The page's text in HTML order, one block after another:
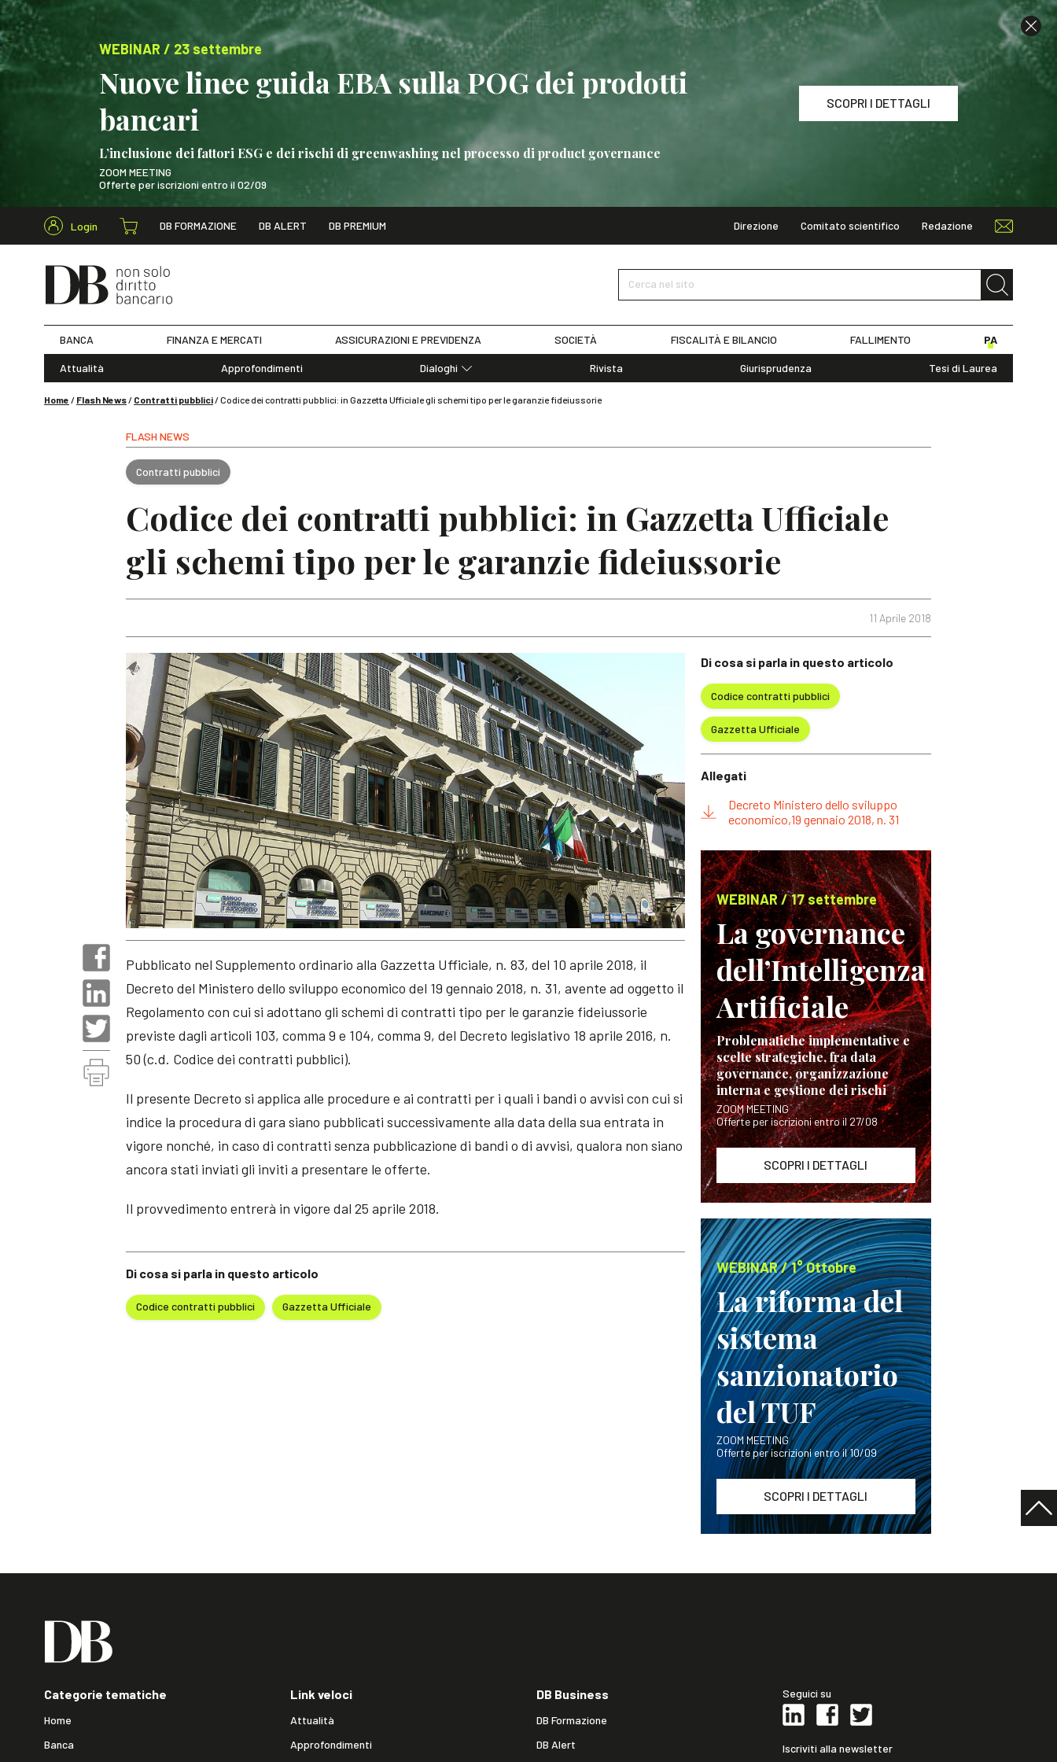
WEBINAR / 23 settembre
Nuove linee guida EBA sulla POG dei prodotti
bancari
L’inclusione dei fattori ESG e dei rischi di greenwashing nel processo di product governance
ZOOM MEETING
Offerte per iscrizioni entro il 02/09
SCOPRI I DETTAGLI
WEBINAR / 23 settembre Nuove linee guida EBA sulla POG dei prodotti bancari SCOPRI I DETTAGLI
Login DB FORMAZIONE DB ALERT DB PREMIUM Direzione Comitato scientifico Redazione
Cerca nel sito
Cerca nel sito
BANCA FINANZA E MERCATI ASSICURAZIONI E PREVIDENZA SOCIETÀ FISCALITÀ E BILANCIO FALLIMENTO PA
Attualità Approfondimenti
Dialoghi
Rivista Giurisprudenza Tesi di Laurea
Home / Flash News/ Contratti pubblici/Codice dei contratti pubblici: in Gazzetta Ufficiale gli schemi tipo per le garanzie fideiussorie
FLASH NEWS
Contratti pubblici
Codice dei contratti pubblici: in Gazzetta Ufficiale
gli schemi tipo per le garanzie fideiussorie
11 Aprile 2018
Di cosa si parla in questo articolo
Codice contratti pubblici Gazzetta Ufficiale
Pubblicato nel Supplemento ordinario alla Gazzetta Ufficiale, n. 83, del 10 aprile 2018, il
Decreto del Ministero dello sviluppo economico del 19 gennaio 2018, n. 31, avente ad oggetto il
Regolamento con cui si adottano gli schemi di contratti tipo per le garanzie fideiussorie
previste dagli articoli 103, comma 9 e 104, comma 9, del Decreto legislativo 18 aprile 2016, n.
50 (c.d. Codice dei contratti pubblici).
Il presente Decreto si applica alle procedure e ai contratti per i quali i bandi o avvisi con cui si
indice la procedura di gara siano pubblicati successivamente alla data della sua entrata in
vigore nonché, in caso di contratti senza pubblicazione di bandi o di avvisi, qualora non siano
ancora stati inviati gli inviti a presentare le offerte.
Il provvedimento entrerà in vigore dal 25 aprile 2018.
Di cosa si parla in questo articolo
Codice contratti pubblici
Gazzetta Ufficiale
Allegati
Decreto Ministero dello sviluppo
economico,19 gennaio 2018, n. 31
WEBINAR / 17 settembre
La governance
dell’Intelligenza
Artificiale
Problematiche implementative e
scelte strategiche, fra data
governance, organizzazione
interna e gestione dei rischi
ZOOM MEETING
Offerte per iscrizioni entro il 27/08
SCOPRI I DETTAGLI
WEBINAR / 1° Ottobre
La riforma del
sistema
sanzionatorio
del TUF
ZOOM MEETING
Offerte per iscrizioni entro il 10/09
SCOPRI I DETTAGLI
Categorie tematiche
Home
Banca
Link veloci
Attualità
Approfondimenti
DB Business
DB Formazione
DB Alert
Seguici su
Iscriviti alla newsletter